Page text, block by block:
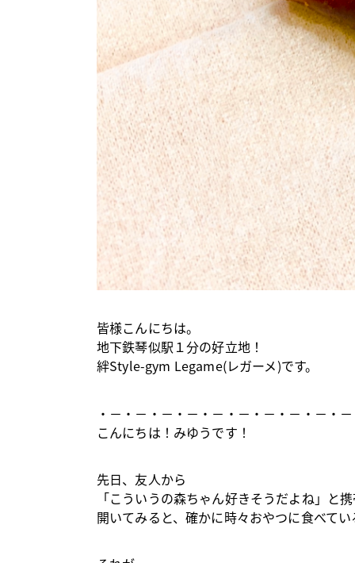
皆様こんにちは。
地下鉄琴似駅１分の好立地！
絆Style-gym Legame(レガーメ)です。
・－・－・－・－・－・－・－・－・－・
こんにちは！みゆうです！
先日、友人から
「こういうの森ちゃん好きそうだよね」と
開いてみると、確かに時々おやつに食べて